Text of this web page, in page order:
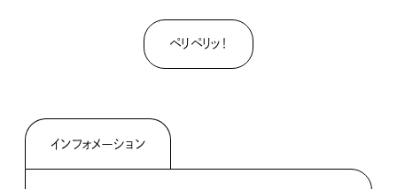
ペリペリッ！
インフォメーション